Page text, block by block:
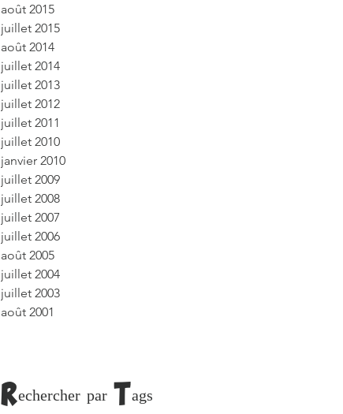
août 2015
juillet 2015
août 2014
juillet 2014
juillet 2013
juillet 2012
juillet 2011
juillet 2010
janvier 2010
juillet 2009
juillet 2008
juillet 2007
juillet 2006
août 2005
juillet 2004
juillet 2003
août 2001
Rechercher par Tags